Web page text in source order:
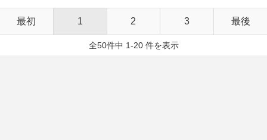
最初 1 2 3 最後
全50件中 1-20 件を表示